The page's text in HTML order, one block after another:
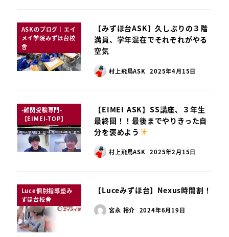
ASKのブログ｜エイ
メイ学院みずほ台校
舎
【みずほ台ASK】久しぶりの３階
満員、学年混在でそれぞれがやる
空気
村上飛鳥ASK 2025年4月15日
-難関受験専門-
【EIMEI-TOP】
【EIMEI ASK】SS講座、３年生
最終回！！最後までやりきった自
分を褒めよう
村上飛鳥ASK 2025年2月15日
Luce個別指導塾み
ずほ台校舎
【Luceみずほ台】Nexus時間割！
宮永 裕介 2024年6月19日